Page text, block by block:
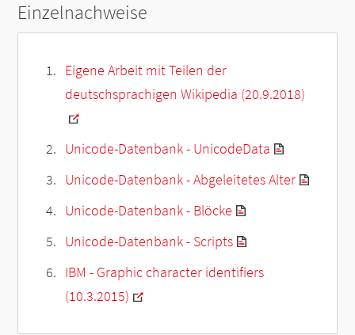
Einzelnachweise
Eigene Arbeit mit Teilen der
deutschsprachigen Wikipedia (20.9.2018)
Unicode-Datenbank - UnicodeData
Unicode-Datenbank - Abgeleitetes Alter
Unicode-Datenbank - Blöcke
Unicode-Datenbank - Scripts
IBM - Graphic character identifiers
(10.3.2015)